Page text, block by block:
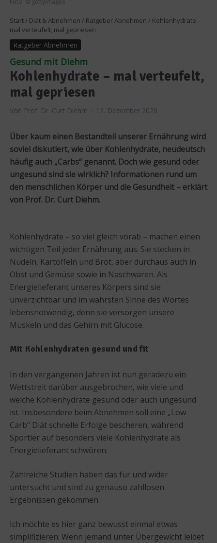
Foto: © gettyimages
Start/ Diät & Abnehmen / Ratgeber Abnehmen / Kohlenhydrate –
mal verteufelt, mal gepriesen
Ratgeber Abnehmen
Gesund mit Diehm
Kohlenhydrate – mal verteufelt,
mal gepriesen
Von Prof. Dr. Curt Diehm 12. Dezember 2020
Über kaum einen Bestandteil unserer Ernährung wird
soviel diskutiert, wie über Kohlenhydrate, neudeutsch
häufig auch „Carbs“ genannt. Doch wie gesund oder
ungesund sind sie wirklich? Informationen rund um
den menschlichen Körper und die Gesundheit – erklärt
von Prof. Dr. Curt Diehm.
Kohlenhydrate – so viel gleich vorab – machen einen
wichtigen Teil jeder Ernährung aus. Sie stecken in
Nudeln, Kartoffeln und Brot, aber durchaus auch in
Obst und Gemüse sowie in Naschwaren. Als
Energielieferant unseres Körpers sind sie
unverzichtbar und im wahrsten Sinne des Wortes
lebensnotwendig, denn sie versorgen unsere
Muskeln und das Gehirn mit Glucose.
Mit Kohlenhydraten gesund und fit
In den vergangenen Jahren ist nun geradezu ein
Wettstreit darüber ausgebrochen, wie viele und
welche Kohlenhydrate gesund oder auch ungesund
ist. Insbesondere beim Abnehmen soll eine „Low
Carb“ Diät schnelle Erfolge bescheren, während
Sportler auf besonders viele Kohlenhydrate als
Energielieferant schwören.
Zahlreiche Studien haben das für und wider
untersucht und sind zu genauso zahllosen
Ergebnissen gekommen.
Ich möchte es hier ganz bewusst einmal etwas
simplifizieren: Wenn jemand unter Übergewicht leidet